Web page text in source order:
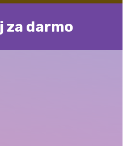
za darmo